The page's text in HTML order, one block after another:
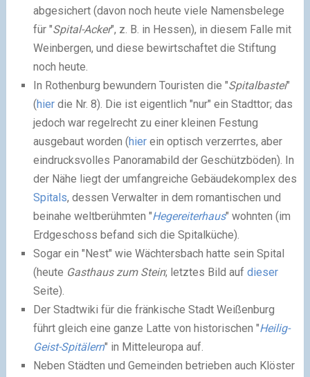
abgesichert (davon noch heute viele Namensbelege
für "Spital-Acker", z. B. in Hessen), in diesem Falle mit
Weinbergen, und diese bewirtschaftet die Stiftung
noch heute.
In Rothenburg bewundern Touristen die "Spitalbastei"
(hierdie Nr. 8). Die ist eigentlich "nur" ein Stadttor; das
jedoch war regelrecht zu einer kleinen Festung
ausgebaut worden (hierein optisch verzerrtes, aber
eindrucksvolles Panoramabild der Geschützböden). In
der Nähe liegt der umfangreiche Gebäudekomplex des
Spitals, dessen Verwalter in dem romantischen und
beinahe weltberühmten "Hegereiterhaus" wohnten (im
Erdgeschoss befand sich die Spitalküche).
Sogar ein "Nest" wie Wächtersbach hatte sein Spital
(heute Gasthaus zum Stein; letztes Bild auf dieser
Seite).
Der Stadtwiki für die fränkische Stadt Weißenburg
führt gleich eine ganze Latte von historischen "Heilig-
Geist-Spitälern" in Mitteleuropa auf.
Neben Städten und Gemeinden betrieben auch Klöster